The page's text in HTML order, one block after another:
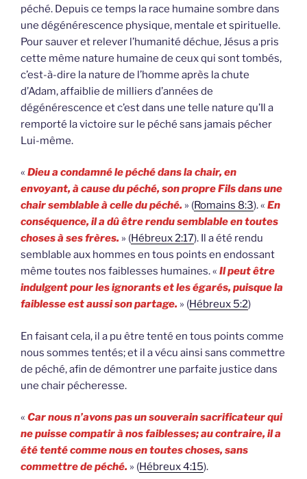
péché. Depuis ce temps la race humaine sombre dans
une dégénérescence physique, mentale et spirituelle.
Pour sauver et relever l’humanité déchue, Jésus a pris
cette même nature humaine de ceux qui sont tombés,
c’est-à-dire la nature de l’homme après la chute
d’Adam, affaiblie de milliers d’années de
dégénérescence et c’est dans une telle nature qu’Il a
remporté la victoire sur le péché sans jamais pécher
Lui-même.
« Dieu a condamné le péché dans la chair, en
envoyant, à cause du péché, son propre Fils dans une
chair semblable à celle du péché. » (Romains 8:3). « En
conséquence, il a dû être rendu semblable en toutes
choses à ses frères. » (Hébreux 2:17). Il a été rendu
semblable aux hommes en tous points en endossant
même toutes nos faiblesses humaines. « Il peut être
indulgent pour les ignorants et les égarés, puisque la
faiblesse est aussi son partage. » (Hébreux 5:2)
En faisant cela, il a pu être tenté en tous points comme
nous sommes tentés; et il a vécu ainsi sans commettre
de péché, afin de démontrer une parfaite justice dans
une chair pécheresse.
« Car nous n’avons pas un souverain sacrificateur qui
ne puisse compatir à nos faiblesses; au contraire, il a
été tenté comme nous en toutes choses, sans
commettre de péché. » (Hébreux 4:15).